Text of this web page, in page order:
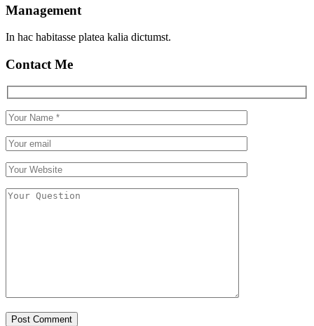
Management
In hac habitasse platea kalia dictumst.
Contact Me
Post Comment